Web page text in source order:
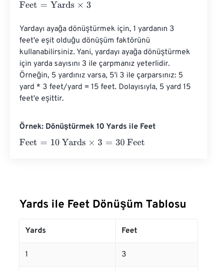
Feet= Yards×3
Yardayı ayağa dönüştürmek için, 1 yardanın 3
feet'e eşit olduğu dönüşüm faktörünü
kullanabilirsiniz. Yani, yardayı ayağa dönüştürmek
için yarda sayısını 3 ile çarpmanız yeterlidir.
Örneğin, 5 yardınız varsa, 5'i 3 ile çarparsınız: 5
yard * 3 feet/yard = 15 feet. Dolayısıyla, 5 yard 15
feet'e eşittir.
Örnek: Dönüştürmek 10 Yards ile Feet
Feet= 10 Yards×3=30 Feet
Yards ile Feet Dönüşüm Tablosu
Yards Feet
1 3